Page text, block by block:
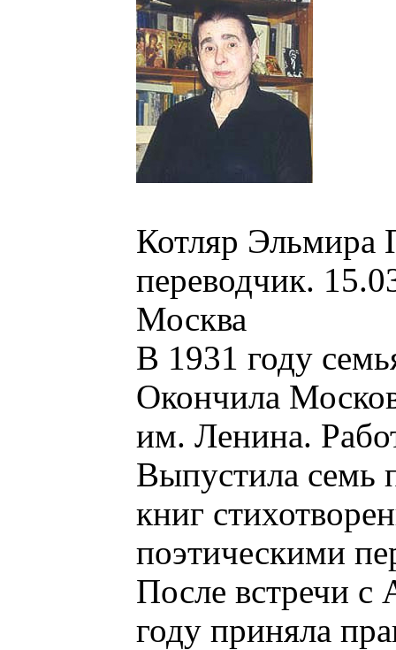
Котляр Эльмира
переводчик.
Москва
В 1931 году
Окончила
им. Ленина.
Выпустила семь
книг
поэтическими
После встречи
году приняла